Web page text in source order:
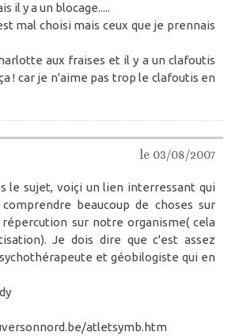
il y a un blocage.....
mal choisi mais ceux que je prennais
aux fraises et il y a un clafoutis
! car je n'aime pas trop le clafoutis en
le 03/08/2007
le sujet, voiçi un lien interressant qui
beaucoup de choses sur
sur notre organisme( cela
Je dois dire que c'est assez
et géobilogiste qui en
atletsymb.htm